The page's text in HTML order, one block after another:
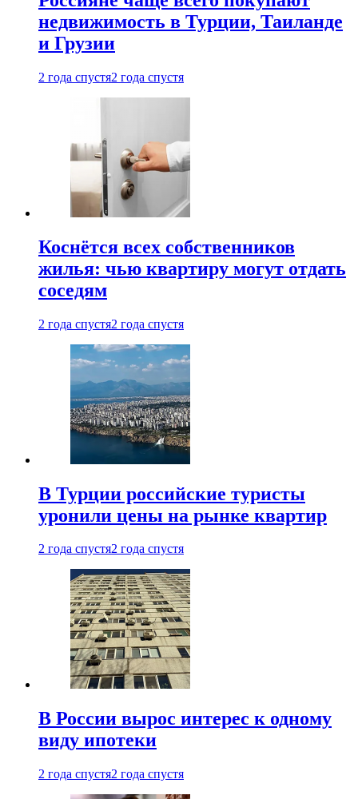
недвижимость в Турции, Таиланде
и Грузии
2 года спустя2 года спустя
Коснётся всех собственников
жилья: чью квартиру могут отдать
соседям
2 года спустя2 года спустя
В Турции российские туристы
уронили цены на рынке квартир
2 года спустя2 года спустя
В России вырос интерес к одному
виду ипотеки
2 года спустя2 года спустя